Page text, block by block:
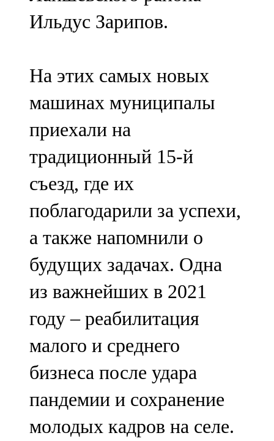
Ильдус Зарипов.
На этих самых новых
машинах муниципалы
приехали на
традиционный 15-й
съезд, где их
поблагодарили за успехи,
а также напомнили о
будущих задачах. Одна
из важнейших в 2021
году – реабилитация
малого и среднего
бизнеса после удара
пандемии и сохранение
молодых кадров на селе.